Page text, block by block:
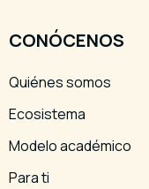
CONÓCENOS
Quiénes somos
Ecosistema
Modelo académico
Para ti